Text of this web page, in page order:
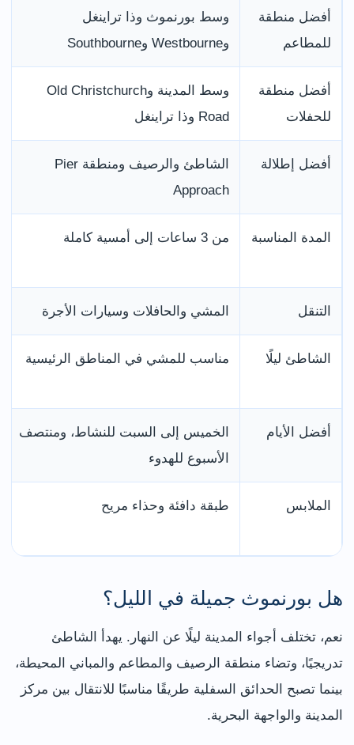
أفضل منطقة
للمطاعم
وسط بورنموث وذا تراينغل
وWestbourne وSouthbourne
أفضل منطقة
للحفلات
وسط المدينة وOld Christchurch
Road وذا تراينغل
أفضل إطلالة
الشاطئ والرصيف ومنطقة Pier
Approach
المدة المناسبة من 3 ساعات إلى أمسية كاملة
التنقل المشي والحافلات وسيارات الأجرة
الشاطئ ليلًا مناسب للمشي في المناطق الرئيسية
أفضل الأيام
الخميس إلى السبت للنشاط، ومنتصف
الأسبوع للهدوء
الملابس طبقة دافئة وحذاء مريح
هل بورنموث جميلة في الليل؟
نعم، تختلف أجواء المدينة ليلًا عن النهار. يهدأ الشاطئ
تدريجيًا، وتضاء منطقة الرصيف والمطاعم والمباني المحيطة،
بينما تصبح الحدائق السفلية طريقًا مناسبًا للانتقال بين مركز
المدينة والواجهة البحرية.